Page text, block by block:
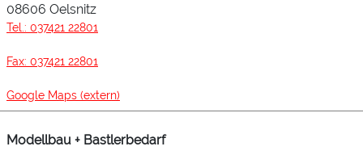
08606 Oelsnitz
Tel.: 037421 22801
Fax: 037421 22801
Google Maps (extern)
Modellbau + Bastlerbedarf